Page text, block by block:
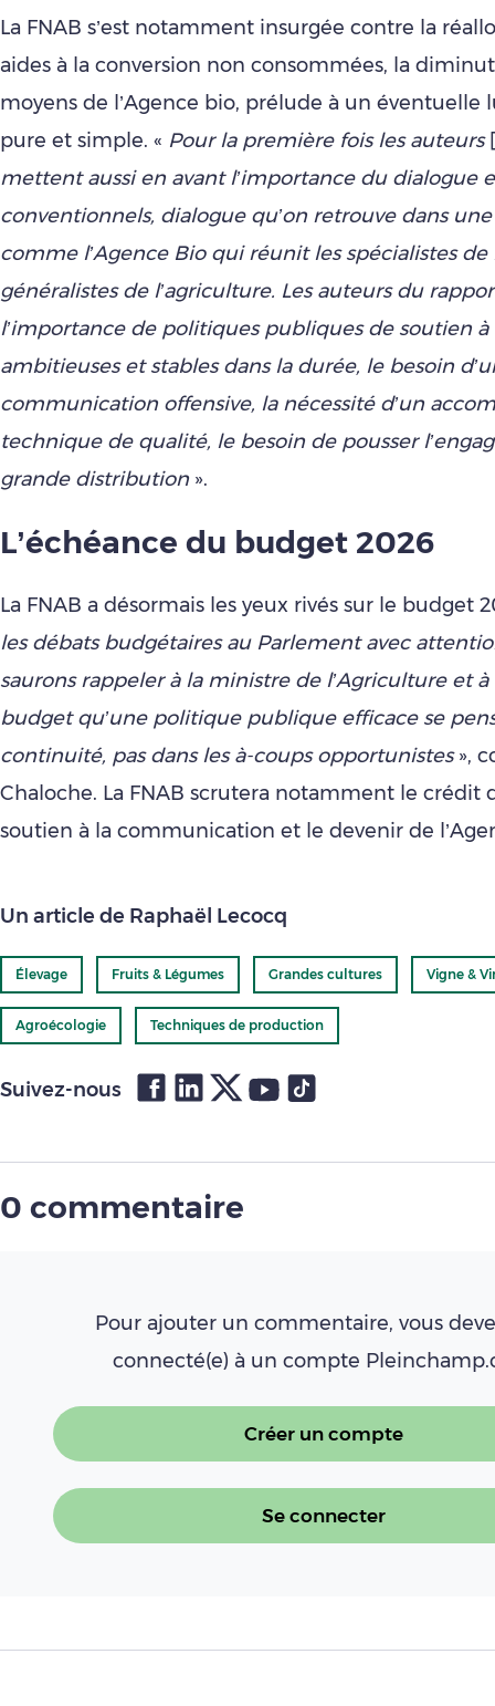
La FNAB s’est notamment insurgée contre la
aides à la conversion non consommées, la
moyens de l’Agence bio, prélude à un éventuelle
pure et simple. « Pour la première fois les auteurs
mettent aussi en avant l’importance du dialogue
conventionnels, dialogue qu’on retrouve dans
comme l’Agence Bio qui réunit les spécialistes de
généralistes de l’agriculture. Les auteurs du
l’importance de politiques publiques de soutien à
ambitieuses et stables dans la durée, le besoin
communication offensive, la nécessité d’un
technique de qualité, le besoin de pousser
grande distribution ».
L’échéance du budget 2026
La FNAB a désormais les yeux rivés sur le budget
les débats budgétaires au Parlement avec
saurons rappeler à la ministre de l’Agriculture et
budget qu’une politique publique efficace se
continuité, pas dans les à-coups opportunistes»,
Chaloche. La FNAB scrutera notamment le crédit
soutien à la communication et le devenir de
Un article de Raphaël Lecocq
Élevage Fruits & Légumes Grandes cultures Vigne &
Agroécologie Techniques de production
Suivez-nous
0 commentaire
Pour ajouter un commentaire, vous
connecté(e) à un compte
Créer un compte
Se connecter